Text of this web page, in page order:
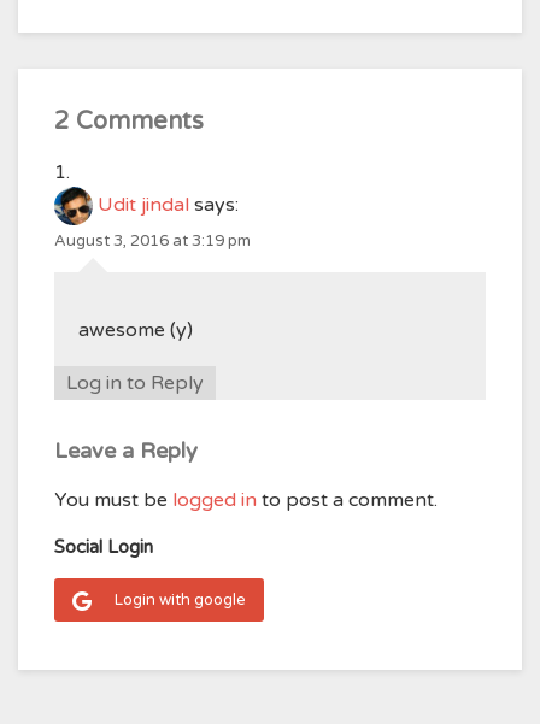
2 Comments
Udit jindal says:
August 3, 2016 at 3:19 pm
awesome (y)
Log in to Reply
Leave a Reply
You must be logged in to post a comment.
Social Login
Login with google